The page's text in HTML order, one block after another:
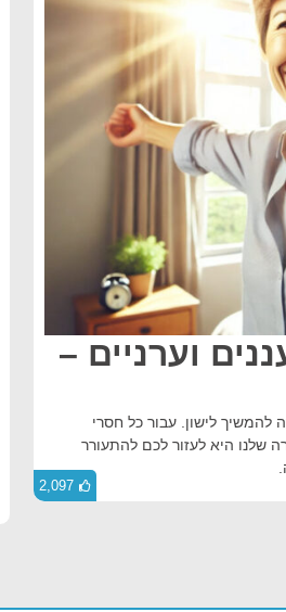
וערניים –
להמשיך לישון. עבור כל חסרי
היא לעזור לכם להתעורר
2,097